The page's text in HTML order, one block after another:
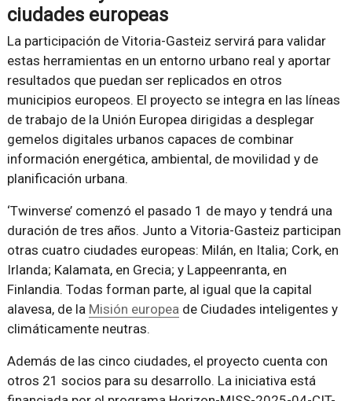
ciudades europeas
La participación de Vitoria-Gasteiz servirá para validar
estas herramientas en un entorno urbano real y aportar
resultados que puedan ser replicados en otros
municipios europeos. El proyecto se integra en las líneas
de trabajo de la Unión Europea dirigidas a desplegar
gemelos digitales urbanos capaces de combinar
información energética, ambiental, de movilidad y de
planificación urbana.
‘Twinverse’ comenzó el pasado 1 de mayo y tendrá una
duración de tres años. Junto a Vitoria-Gasteiz participan
otras cuatro ciudades europeas: Milán, en Italia; Cork, en
Irlanda; Kalamata, en Grecia; y Lappeenranta, en
Finlandia. Todas forman parte, al igual que la capital
alavesa, de la Misión europeade Ciudades inteligentes y
climáticamente neutras.
Además de las cinco ciudades, el proyecto cuenta con
otros 21 socios para su desarrollo. La iniciativa está